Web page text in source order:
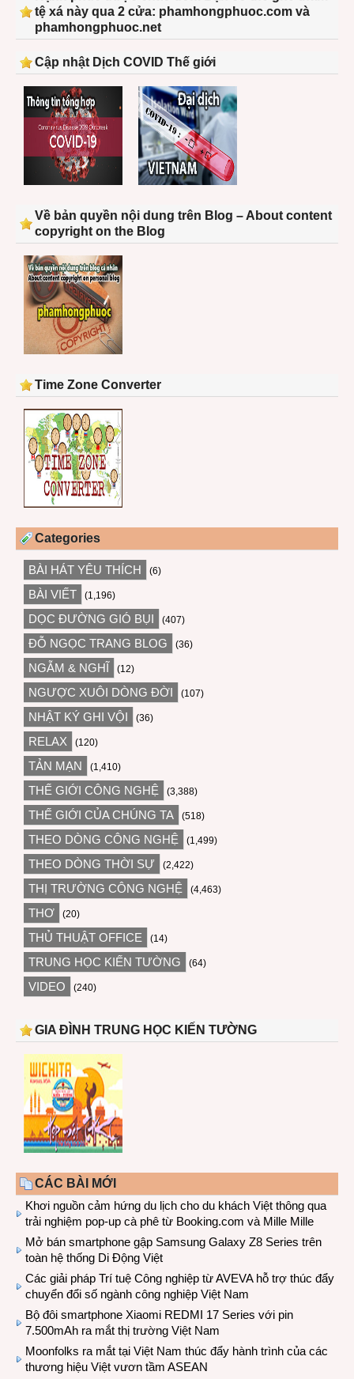
tệ xá này qua 2 cửa: phamhongphuoc.com và
phamhongphuoc.net
Cập nhật Dịch COVID Thế giới
Về bản quyền nội dung trên Blog – About content
copyright on the Blog
Time Zone Converter
Categories
BÀI HÁT YÊU THÍCH (6)
BÀI VIẾT (1,196)
DỌC ĐƯỜNG GIÓ BỤI (407)
ĐỖ NGỌC TRANG BLOG (36)
NGẪM & NGHĨ (12)
NGƯỢC XUÔI DÒNG ĐỜI (107)
NHẬT KÝ GHI VỘI (36)
RELAX (120)
TẢN MẠN (1,410)
THẾ GIỚI CÔNG NGHỆ (3,388)
THẾ GIỚI CỦA CHÚNG TA (518)
THEO DÒNG CÔNG NGHỆ (1,499)
THEO DÒNG THỜI SỰ (2,422)
THỊ TRƯỜNG CÔNG NGHỆ (4,463)
THƠ (20)
THỦ THUẬT OFFICE (14)
TRUNG HỌC KIẾN TƯỜNG (64)
VIDEO (240)
GIA ĐÌNH TRUNG HỌC KIẾN TƯỜNG
CÁC BÀI MỚI
Khơi nguồn cảm hứng du lịch cho du khách Việt thông qua
trải nghiệm pop-up cà phê từ Booking.com và Mille Mille
Mở bán smartphone gập Samsung Galaxy Z8 Series trên
toàn hệ thống Di Động Việt
Các giải pháp Trí tuệ Công nghiệp từ AVEVA hỗ trợ thúc đẩy
chuyển đổi số ngành công nghiệp Việt Nam
Bộ đôi smartphone Xiaomi REDMI 17 Series với pin
7.500mAh ra mắt thị trường Việt Nam
Moonfolks ra mắt tại Việt Nam thúc đẩy hành trình của các
thương hiệu Việt vươn tầm ASEAN